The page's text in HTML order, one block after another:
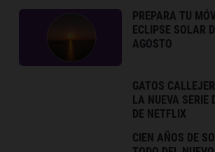
PREPARA TU
ECLIPSE SOLAR
AGOSTO
GATOS
LA NUEVA SERIE
DE NETFLIX
CIEN AÑOS DE